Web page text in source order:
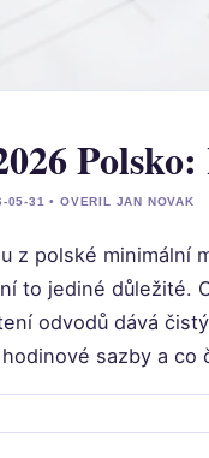
Polsko:
05-31 • OVERIL JAN NOVAK
z polské
to jediné důležité.
odvodů dává
sazby a